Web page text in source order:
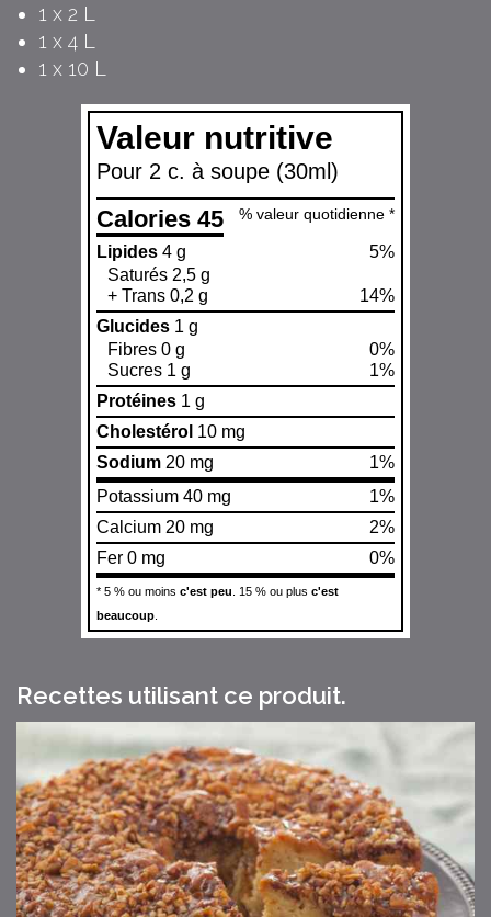
1 x 2 L
1 x 4 L
1 x 10 L
Valeur nutritive
Pour 2 c. à soupe (30ml)
Calories 45 % valeur quotidienne *
Lipides 4 g
5%
Saturés 2,5 g
+ Trans 0,2 g
14%
Glucides 1 g
Fibres 0 g
0%
Sucres 1 g
1%
Protéines 1 g
Cholestérol 10 mg
Sodium 20 mg
1%
Potassium 40 mg
1%
Calcium 20 mg
2%
Fer 0 mg
0%
* 5 % ou moins c'est peu . 15 % ou plus c'est
beaucoup
Recettes utilisant ce produit.